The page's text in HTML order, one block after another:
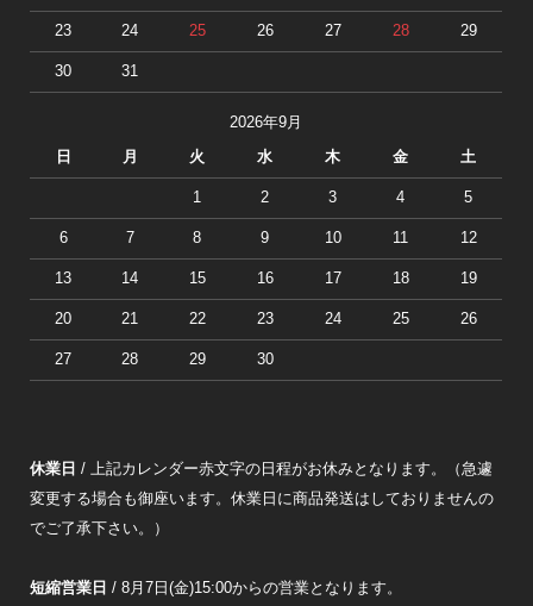
23 24 25 26 27 28 29
30 31
2026年9月
日 月 火 水 木 金 土
1 2 3 4 5
6 7 8 9 10 11 12
13 14 15 16 17 18 19
20 21 22 23 24 25 26
27 28 29 30
休業日 / 上記カレンダー赤文字の日程がお休みとなります。（急遽
変更する場合も御座います。休業日に商品発送はしておりませんの
でご了承下さい。）
短縮営業日 / 8月7日(金)15:00からの営業となります。